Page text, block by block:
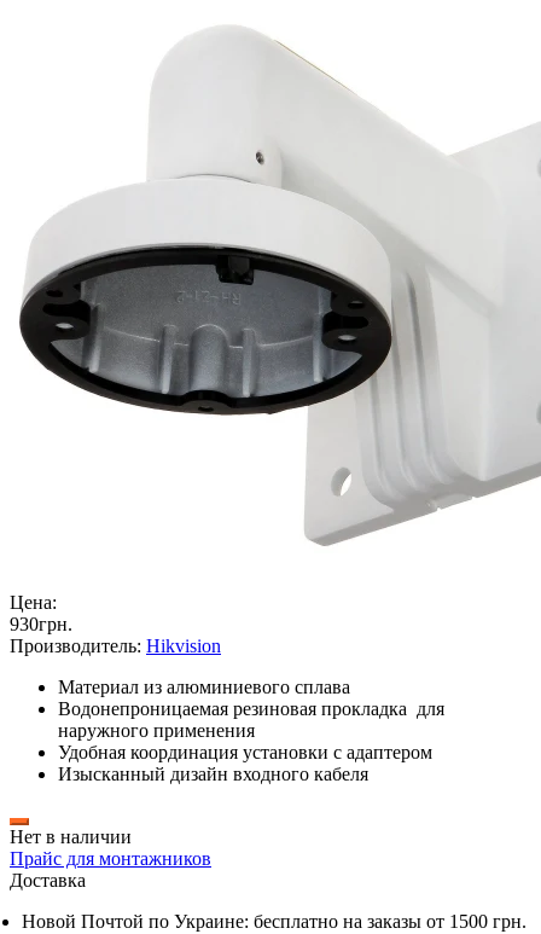
Цена:
930грн.
Производитель: Hikvision
Материал из алюминиевого сплава
Водонепроницаемая резиновая прокладка для
наружного применения
Удобная координация установки с адаптером
Изысканный дизайн входного кабеля
Нет в наличии
Прайс для монтажников
Доставка
Новой Почтой по Украине: бесплатно на заказы от 1500 грн.